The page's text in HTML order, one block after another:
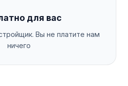
для вас
Вы не платите нам
ничего